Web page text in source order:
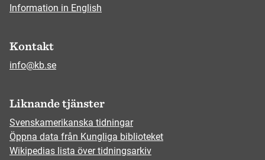
Information in English
Kontakt
info@kb.se
Liknande tjänster
Svenskamerikanska tidningar
Öppna data från Kungliga biblioteket
Wikipedias lista över tidningsarkiv